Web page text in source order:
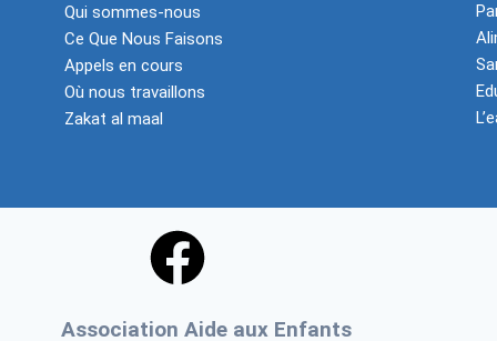
Qui sommes-nous
Ce Que Nous Faisons
Appels en cours
Où nous travaillons
Zakat al maal
Association Aide aux Enfants